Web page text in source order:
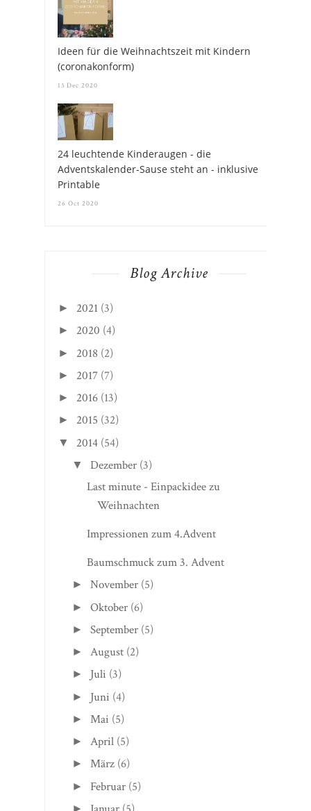
13 Dec 2020
24 leuchtende Kinderaugen - die
► 2021 (3)
► 2020 (4)
► 2018 (2)
► 2017 (7)
► 2016 (13)
► 2015 (32)
2014(54)
▼ Dezember(3)
Last minute - Einpackidee zu
Weihnachten
Impressionen zum 4.Advent
Baumschmuck zum 3. Advent
►November(5)
►Oktober(6)
►September
►August
►Juli (3)
►Juni (4)
►Mai(5)
►April (5)
► März(6)